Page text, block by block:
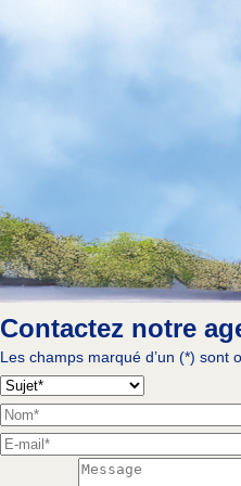
Contactez notre
Les champs marqué d’un (*) sont